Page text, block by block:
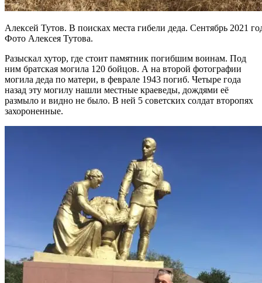
Алексей Тутов. В поисках места гибели деда. Сентябрь 2021
Фото Алексея Тутова.
Разыскал хутор, где стоит памятник погибшим воинам. Под
ним братская могила 120 бойцов. А на второй фотографии
могила деда по матери, в феврале 1943 погиб. Четыре года
назад эту могилу нашли местные краеведы, дождями её
размыло и видно не было. В ней 5 советских солдат второпях
захороненные.